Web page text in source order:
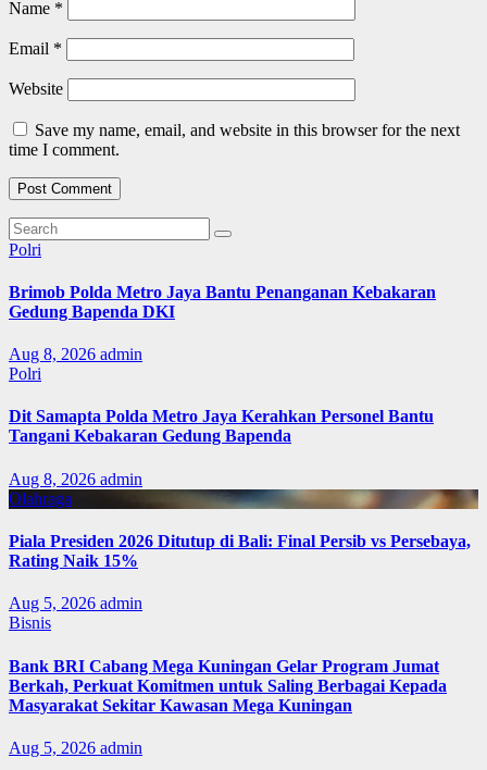
Name *
Email *
Website
Save my name, email, and website in this browser for the next
time I comment.
Polri
Brimob Polda Metro Jaya Bantu Penanganan Kebakaran
Gedung Bapenda DKI
Aug 8, 2026 admin
Polri
Dit Samapta Polda Metro Jaya Kerahkan Personel Bantu
Tangani Kebakaran Gedung Bapenda
Aug 8, 2026 admin
Olahraga
Piala Presiden 2026 Ditutup di Bali: Final Persib vs Persebaya,
Rating Naik 15%
Aug 5, 2026 admin
Bisnis
Bank BRI Cabang Mega Kuningan Gelar Program Jumat
Berkah, Perkuat Komitmen untuk Saling Berbagai Kepada
Masyarakat Sekitar Kawasan Mega Kuningan
Aug 5, 2026 admin